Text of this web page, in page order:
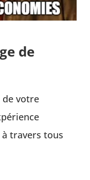
de
de votre
travers tous